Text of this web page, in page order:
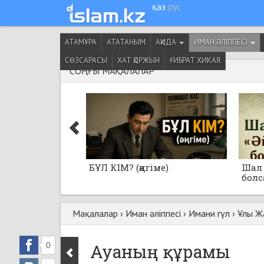
қаз рус
АТАМҰРА АТАТАНЫМ АҚИДА
ИМАН ӘЛІППЕСІ
СӨЗСАРАСЫ
ХАТ ҚОРЖЫН ҒИБРАТ ХИКАЯ
СОҢҒЫ МАҚАЛАЛАР
БҰЛ КІМ? (әңгіме)
Шал
Мақалалар › Иман әліппесі › Имани гүл › Ұлы
Ауаның құрамы
0